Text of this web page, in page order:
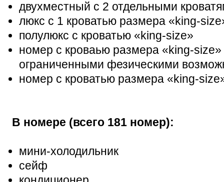
двухместный с 2 отдельными
люкс с 1 кроватью размера «king-
полулюкс с кроватью «king-size»
номер с кроваью размера «king-size»
ограниченными фезическими
номер с кроватью размера «king-
В номере (всего 181 номер):
мини-холодильник
сейф